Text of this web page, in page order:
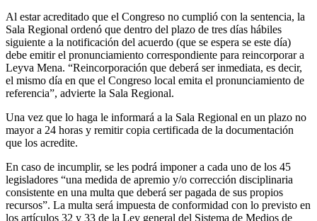
Al estar acreditado que el Congreso no cumplió con la sentencia, la
Sala Regional ordenó que dentro del plazo de tres días hábiles
siguiente a la notificación del acuerdo (que se espera se este día)
debe emitir el pronunciamiento correspondiente para reincorporar a
Leyva Mena. “Reincorporación que deberá ser inmediata, es decir,
el mismo día en que el Congreso local emita el pronunciamiento de
referencia”, advierte la Sala Regional.
Una vez que lo haga le informará a la Sala Regional en un plazo no
mayor a 24 horas y remitir copia certificada de la documentación
que los acredite.
En caso de incumplir, se les podrá imponer a cada uno de los 45
legisladores “una medida de apremio y/o corrección disciplinaria
consistente en una multa que deberá ser pagada de sus propios
recursos”. La multa será impuesta de conformidad con lo previsto en
los artículos 32 y 33 de la Ley general del Sistema de Medios de